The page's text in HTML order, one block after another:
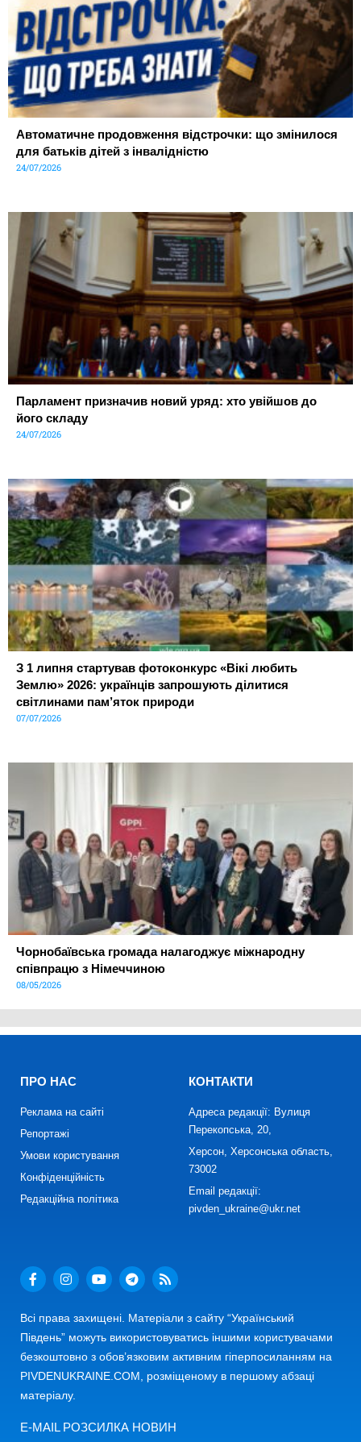
Автоматичне продовження відстрочки: що змінилося
для батьків дітей з інвалідністю
24/07/2026
Парламент призначив новий уряд: хто увійшов до
його складу
24/07/2026
З 1 липня стартував фотоконкурс «Вікі любить
Землю» 2026: українців запрошують ділитися
світлинами пам’яток природи
07/07/2026
Чорнобаївська громада налагоджує міжнародну
співпрацю з Німеччиною
08/05/2026
ПРО НАС
Реклама на сайті
Репортажі
Умови користування
Конфіденційність
Редакційна політика
КОНТАКТИ
Адреса редакції: Вулиця
Перекопська, 20,
Херсон, Херсонська область,
73002
Email редакції:
pivden_ukraine@ukr.net
Всі права захищені. Матеріали з сайту “Український
Південь” можуть використовуватись іншими користувачами
безкоштовно з обов’язковим активним гіперпосиланням на
PIVDENUKRAINE.COM, розміщеному в першому абзаці
матеріалу.
E-MAIL РОЗСИЛКА НОВИН